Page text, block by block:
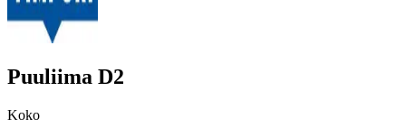
Puuliima D2
Koko